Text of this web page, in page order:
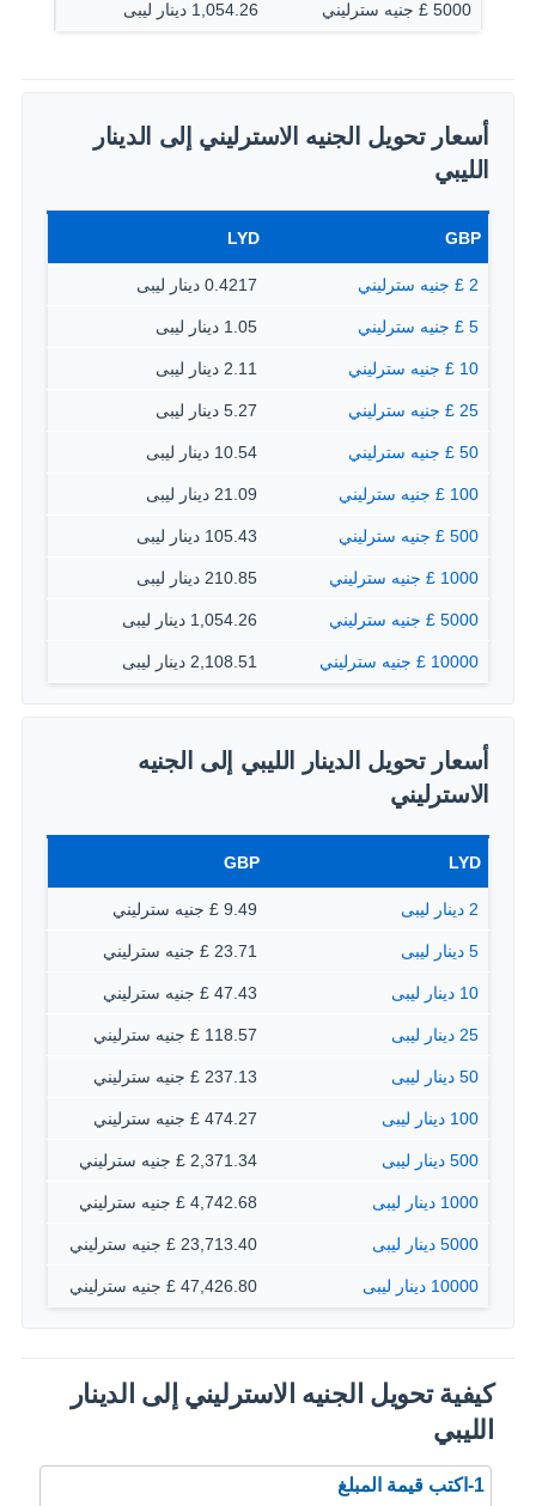
5000 £ جنيه سترليني 1,054.26 دينار ليبى
أسعار تحويل الجنيه الاسترليني إلى الدينار
الليبي
GBP
LYD
2 £ جنيه سترليني 0.4217 دينار ليبى
5 £ جنيه سترليني 1.05 دينار ليبى
10 £ جنيه سترليني 2.11 دينار ليبى
25 £ جنيه سترليني 5.27 دينار ليبى
50 £ جنيه سترليني 10.54 دينار ليبى
100 £ جنيه سترليني 21.09 دينار ليبى
500 £ جنيه سترليني 105.43 دينار ليبى
1000 £ جنيه سترليني 210.85 دينار ليبى
5000 £ جنيه سترليني 1,054.26 دينار ليبى
10000 £ جنيه سترليني 2,108.51 دينار ليبى
أسعار تحويل الدينار الليبي إلى الجنيه
الاسترليني
LYD
GBP
2 دينار ليبى 9.49 £ جنيه سترليني
5 دينار ليبى 23.71 £ جنيه سترليني
10 دينار ليبى 47.43 £ جنيه سترليني
25 دينار ليبى 118.57 £ جنيه سترليني
50 دينار ليبى 237.13 £ جنيه سترليني
100 دينار ليبى 474.27 £ جنيه سترليني
500 دينار ليبى 2,371.34 £ جنيه سترليني
1000 دينار ليبى 4,742.68 £ جنيه سترليني
5000 دينار ليبى 23,713.40 £ جنيه سترليني
10000 دينار ليبى 47,426.80 £ جنيه سترليني
كيفية تحويل الجنيه الاسترليني إلى الدينار
الليبي
1-اكتب قيمة المبلغ